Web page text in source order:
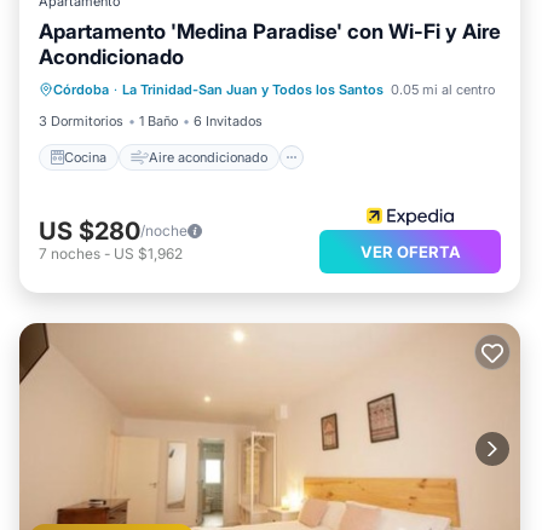
Apartamento 'Medina Paradise' con Wi-Fi y Aire
Acondicionado
Córdoba · La Trinidad-San Juan y Todos los Santos 0.05 mi al centro
3 Dormitorios
1 Baño 6 Invitados
Cocina Aire acondicionado
Cocina
Apto para niños
US $280/noche
7 noches - US $1,962 VER OFERTA